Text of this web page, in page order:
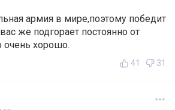
армия в мире,поэтому победит
же подгорает постоянно от
очень хорошо.
41 31